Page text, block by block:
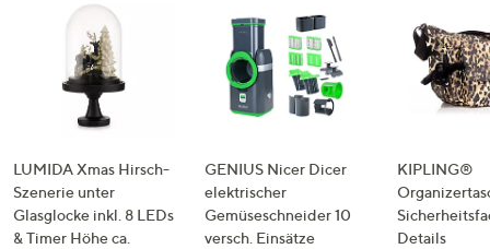
LUMIDA Xmas Hirsch-
Szenerie unter
Glasglocke inkl. 8 LEDs
& Timer Höhe ca.
GENIUS Nicer Dicer
elektrischer
Gemüseschneider 10
versch. Einsätze
KIPLING®
Details